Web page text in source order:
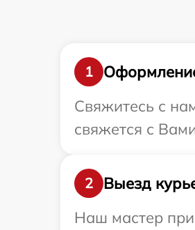
1
Свяжитесь с
свяжется с
2
Выезд
Наш мастер